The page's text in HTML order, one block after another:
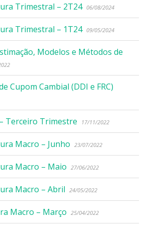
Trimestral – 2T24 06/08/2024
Trimestral – 1T24 09/05/2024
Modelos e Métodos de
Cupom Cambial (DDI e FRC)
Terceiro Trimestre 17/11/2022
Macro – Junho 23/07/2022
Macro – Maio 27/06/2022
Macro – Abril 24/05/2022
Macro – Março 25/04/2022